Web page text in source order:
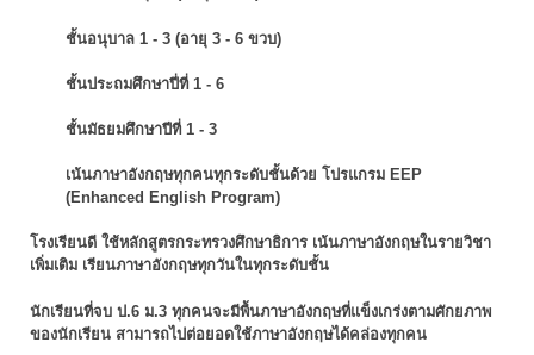
ชั้นอนุบาล 1 - 3 (อายุ 3 - 6 ขวบ)
ชั้นประถมศึกษาปี่ที่ 1 - 6
ชั้นมัธยมศึกษาปีที่ 1 - 3
เน้นภาษาอังกฤษทุกคนทุกระดับชั้นด้วย โปรแกรม EEP
(Enhanced English Program)
โรงเรียนดี ใช้หลักสูตรกระทรวงศึกษาธิการ เน้นภาษาอังกฤษในรายวิชา
เพิ่มเติม เรียนภาษาอังกฤษทุกวันในทุกระดับชั้น
นักเรียนที่จบ ป.6 ม.3 ทุกคนจะมีพื้นภาษาอังกฤษที่แข็งเกร่งตามศักยภาพ
ของนักเรียน สามารถไปต่อยอดใช้ภาษาอังกฤษได้คล่องทุกคน